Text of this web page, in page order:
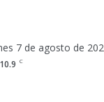
7 de agosto de
10.9 C